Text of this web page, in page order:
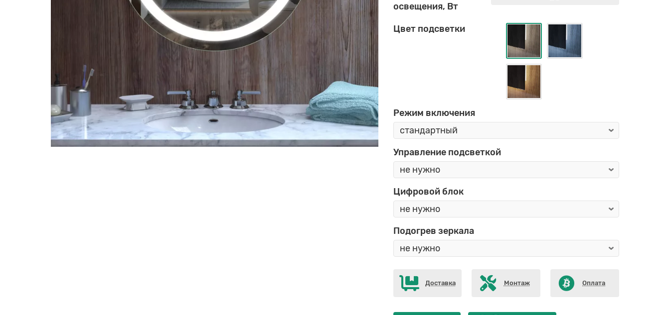
освещения, Вт
Цвет подсветки
Режим включения
Управление подсветкой
Цифровой блок
Подогрев зеркала
Доставка Монтаж Оплата